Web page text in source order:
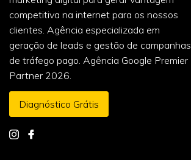
competitiva na internet para os nossos
clientes. Agência especializada em
geração de leads e gestão de campanhas
de tráfego pago. Agência Google Premier
Partner 2026.
Diagnóstico Grátis